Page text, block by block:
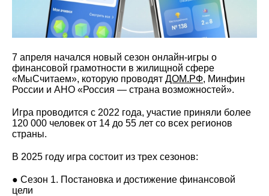
7 апреля начался новый сезон онлайн-игры о
финансовой грамотности в жилищной сфере
«МыСчитаем», которую проводят ДОМ.РФ, Минфин
России и АНО «Россия — страна возможностей».
Игра проводится с 2022 года, участие приняли более
120 000 человек от 14 до 55 лет со всех регионов
страны.
В 2025 году игра состоит из трех сезонов:
● Сезон 1. Постановка и достижение финансовой
цели